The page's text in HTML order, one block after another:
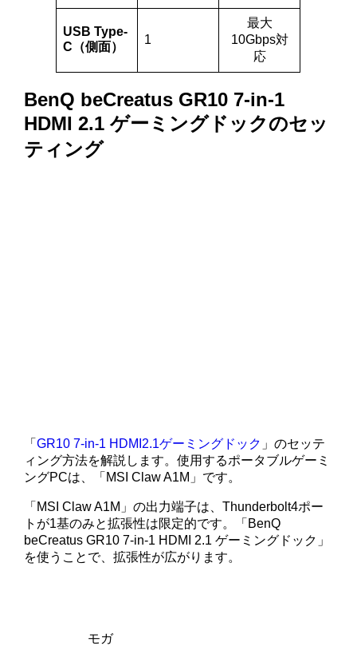
USB Type-
C（側面）
1
最大
10Gbps対
応
BenQ beCreatus GR10 7-in-1
HDMI 2.1 ゲーミングドックのセッ
ティング
「GR10 7-in-1 HDMI2.1ゲーミングドック 」のセッテ
ィング方法を解説します。使用するポータブルゲーミ
ングPCは、「MSI Claw A1M」です。
「MSI Claw A1M」の出力端子は、Thunderbolt4ポー
トが1基のみと拡張性は限定的です。「BenQ
beCreatus GR10 7-in-1 HDMI 2.1 ゲーミングドック」
を使うことで、拡張性が広がります。
モガ